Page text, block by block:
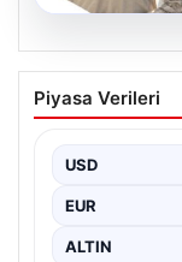
Menderes
ve 9 Kişi
Çiçek’in de
yürütülen
Piyasa Verileri
USD
EUR
ALTIN